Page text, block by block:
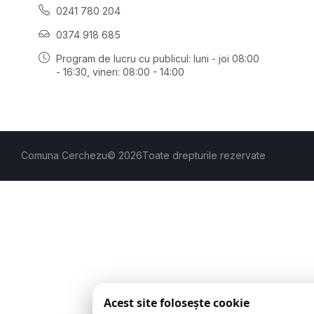
0241 780 204
0374 918 685
Program de lucru cu publicul: luni - joi 08:00
- 16:30 , vineri: 08:00 - 14:00
Comuna Cerchezu© 2026Toate drepturile rezervate
Acest site folosește cookie